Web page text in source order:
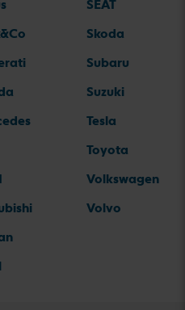
SEAT
Skoda
Subaru
Suzuki
Tesla
Toyota
Volkswagen
Volvo